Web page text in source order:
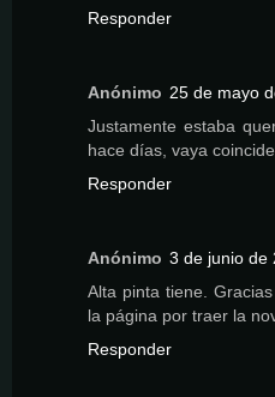
Responder
Anónimo 25 de mayo
Justamente estaba
hace días, vaya
Responder
Anónimo 3 de junio de
Alta pinta tiene.
la página por traer la
Responder